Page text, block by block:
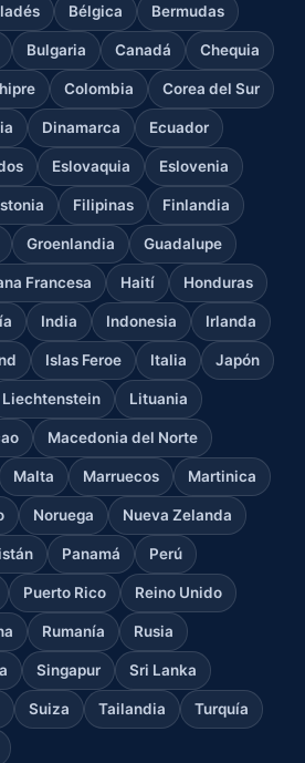
Bélgica Bermudas
Bulgaria Canadá Chequia
Colombia Corea del Sur
Dinamarca Ecuador
Eslovaquia Eslovenia
Filipinas Finlandia
Groenlandia Guadalupe
Francesa Haití Honduras
India Indonesia Irlanda
Islas Feroe Italia Japón
Liechtenstein Lituania
Macedonia del Norte
Malta Marruecos Martinica
Noruega Nueva Zelanda
Panamá Perú
Puerto Rico Reino Unido
Rumanía Rusia
Singapur Sri Lanka
Suiza Tailandia Turquía